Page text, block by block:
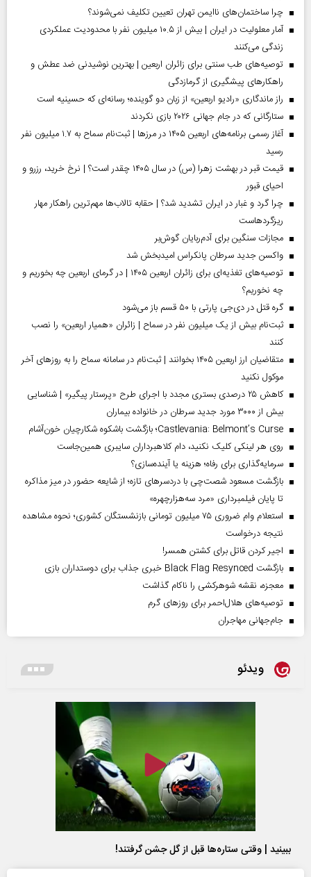
چرا ساختمان‌های ناایمن تهران تعیین تکلیف نمی‌شوند؟
آمار معلولیت در ایران | بیش از ۱۰.۵ میلیون نفر با محدودیت عملکردی
زندگی می‌کنند
توصیه‌های طب سنتی برای زائران اربعین | بهترین نوشیدنی ضد عطش و
راهکارهای پیشگیری از گرمازدگی
راز ماندگاری «رادیو اربعین» از زبان دو گوینده؛ رسانه‌ای که حسینیه است
ستارگانی که در جام جهانی ۲۰۲۶ بازی نکردند
آغاز رسمی برنامه‌های اربعین ۱۴۰۵ در مرز‌ها | ثبت‌نام سماح به ۱.۷ میلیون نفر
رسید
قیمت قبر در بهشت زهرا (س) در سال ۱۴۰۵ چقدر است؟ | نرخ خرید، رزرو و
احیای قبور
چرا گرد و غبار در ایران تشدید شد؟ | حقابه تالاب‌ها مهم‌ترین راهکار مهار
ریزگردهاست
مجازات سنگین برای آدم‌ربایان گوش‌بر
واکسن جدید سرطان پانکراس امیدبخش شد
توصیه‌های تغذیه‌ای برای زائران اربعین ۱۴۰۵ | در گرمای اربعین چه بخوریم و
چه نخوریم؟
گره قتل در دی‌جی پارتی با ۵۰ قسم باز می‌شود
ثبت‌نام بیش از یک میلیون نفر در سماح | زائران «همیار اربعین» را نصب
کنند
متقاضیان ارز اربعین ۱۴۰۵ بخوانند | ثبت‌نام در سامانه سماح را به روز‌های آخر
موکول نکنید
کاهش ۲۵ درصدی بستری مجدد با اجرای طرح «پرستار پیگیر» | شناسایی
بیش از ۳۰۰۰ مورد جدید سرطان در خانواده بیماران
Castlevania: Belmont’s Curse؛ بازگشت باشکوه شکارچیان خون‌آشام
روی هر لینکی کلیک نکنید، دام کلاهبرداران سایبری همین‌جاست
سرمایه‌گذاری برای رفاه؛ هزینه یا آینده‌سازی؟
بازگشت مسعود شصت‌چی با دردسر‌های تازه؛ از شایعه حضور در میز مذاکره
تا پایان فیلمبرداری «مرد سه‌هزارچهره»
استعلام وام ضروری ۷۵ میلیون تومانی بازنشستگان کشوری؛ نحوه مشاهده
نتیجه درخواست
اجیر کردن قاتل برای کشتن همسر!
بازگشت Black Flag Resynced خبری جذاب برای دوستداران بازی
معجزه، نقشه شوهرکشی را ناکام گذاشت
توصیه‌های هلال‌احمر برای روز‌های گرم
جام‌جهانی مهاجران
ویدئو
ببینید | وقتی ستاره‌ها قبل از گل جشن گرفتند!